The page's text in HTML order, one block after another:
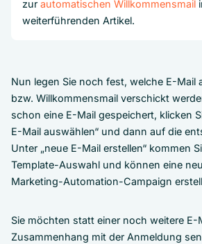
zur automatischen Willkommensmail
weiterführenden Artikel.
Nun legen Sie noch fest, welche E-Mail
bzw. Willkommensmail verschickt
schon eine E-Mail gespeichert, klicken
E-Mail auswählen“ und dann auf die
Unter „neue E-Mail erstellen“ kommen
Template-Auswahl und können eine
Marketing-Automation-Campaign
Sie möchten statt einer noch weitere E-
Zusammenhang mit der Anmeldung